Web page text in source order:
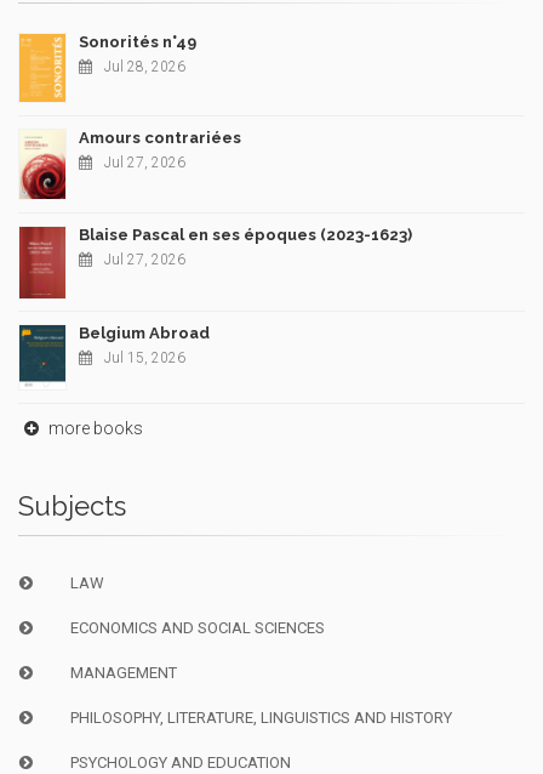
Sonorités n°49
Jul 28, 2026
Amours contrariées
Jul 27, 2026
Blaise Pascal en ses époques (2023-1623)
Jul 27, 2026
Belgium Abroad
Jul 15, 2026
more books
Subjects
LAW
ECONOMICS AND SOCIAL SCIENCES
MANAGEMENT
PHILOSOPHY, LITERATURE, LINGUISTICS AND HISTORY
PSYCHOLOGY AND EDUCATION